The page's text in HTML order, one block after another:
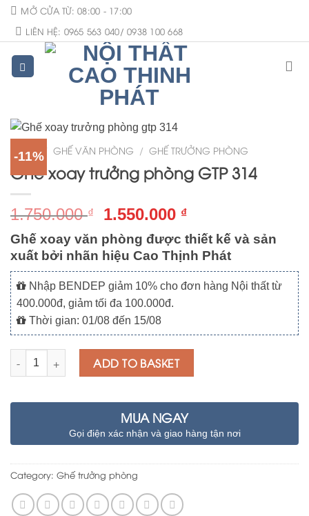
Skip
content
MỞ CỬA TỪ: 08:00 - 17:00
LIÊN HỆ: 0965 563 040/ 0938 100 668
-11%
HOME GHẾ VĂN PHÒNG / GHẾ TRƯỞNG PHÒNG
Ghế xoay trưởng phòng GTP 314
1.750.000₫ 1.550.000 ₫
Ghế xoay văn phòng được thiết kế và sản
xuất bởi nhãn hiệu Cao Thịnh Phát
Nhập BENDEP giảm 10% cho đơn hàng Nội thất từ
400.000đ, giảm tối đa 100.000đ.
Thời gian: 01/08 đến 15/08
Quantity ADD TO BASKET
MUA NGAY
Gọi điện xác nhận và giao hàng tận nơi
Category: Ghế trưởng phòng